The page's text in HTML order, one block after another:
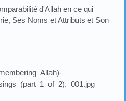
d'Allah en ce qui
Ses Noms et Attributs et Son